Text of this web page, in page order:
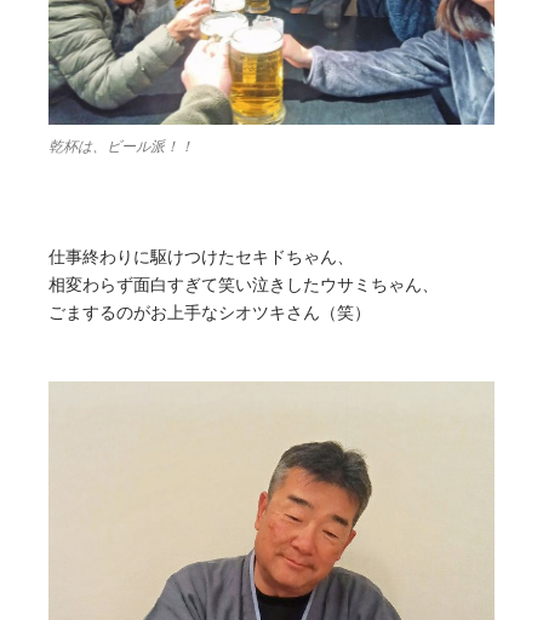
乾杯は、ビール派！！
仕事終わりに駆けつけたセキドちゃん、
相変わらず面白すぎて笑い泣きしたウサミちゃん、
ごまするのがお上手なシオツキさん（笑）